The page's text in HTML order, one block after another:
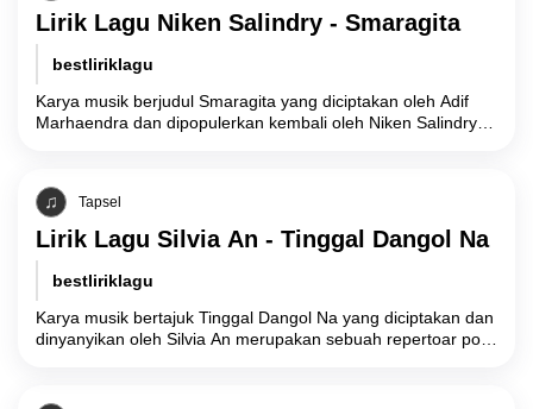
Lirik Lagu Niken Salindry - Smaragita
bestliriklagu
Karya musik berjudul Smaragita yang diciptakan oleh Adif
Marhaendra dan dipopulerkan kembali oleh Niken Salindry
Tapsel
Lirik Lagu Silvia An - Tinggal Dangol Na
bestliriklagu
Karya musik bertajuk Tinggal Dangol Na yang diciptakan dan
dinyanyikan oleh Silvia An merupakan sebuah repertoar pop